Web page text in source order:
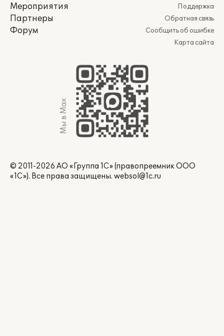
Мероприятия
Партнеры
Форум
Поддержка
Обратная связь
Сообщить об ошибке
Карта сайта
Мы в Max
© 2011-2026 АО «Группа 1С» (правопреемник ООО
«1С»). Все права защищены. websol@1c.ru